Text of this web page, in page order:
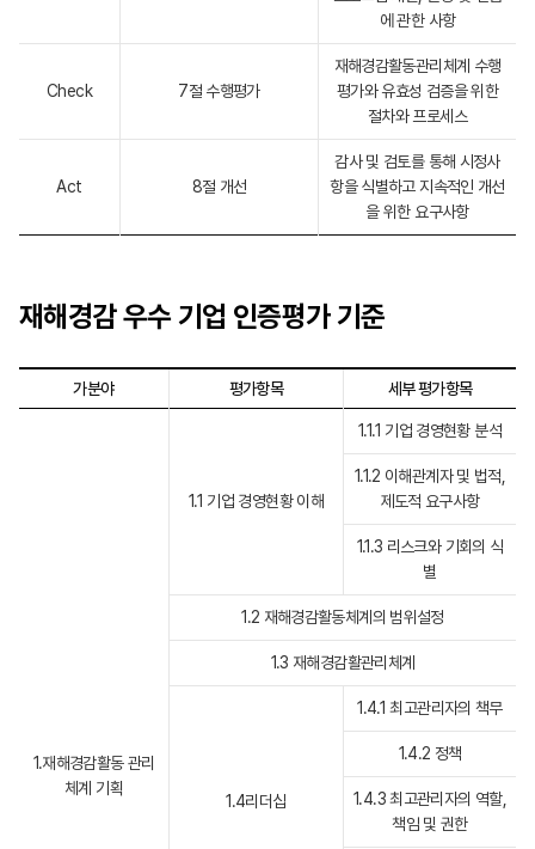
에 관한 사항
Check 7절 수행평가
재해경감활동관리체계 수행
평가와 유효성 검증을 위한
절차와 프로세스
Act 8절 개선
감사 및 검토를 통해 시정사
항을 식별하고 지속적인 개선
을 위한 요구사항
재해경감 우수기업 인증평가기준
가분야 평가항목 세부 평가항목
1.재해경감활동 관리
체계 기획
1.1 기업 경영현황 이해
1.1.1 기업 경영현황 분석
1.1.2 이해관계자 및 법적,
제도적 요구사항
1.1.3 리스크와 기회의 식
별
1.2 재해경감활동체계의 범위설정
1.3 재해경감활관리체계
1.4리더십
1.4.1 최고관리자의 책무
1.4.2 정책
1.4.3 최고관리자의 역할,
책임 및 권한